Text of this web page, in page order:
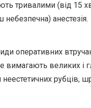
тривалими (від 15
анестезія.
оперативних
вимагають великих і
рубців,